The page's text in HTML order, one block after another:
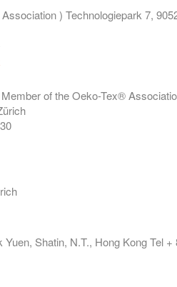
) Technologiepark 7,
of the Oeko-Tex®
Shatin, N.T., Hong Kong Tel +